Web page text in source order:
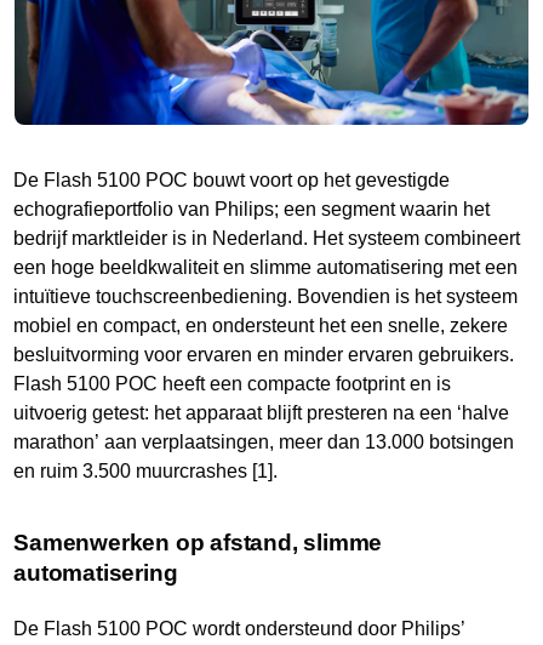
De Flash 5100 POC bouwt voort op het gevestigde
echografieportfolio van Philips; een segment waarin het
bedrijf marktleider is in Nederland. Het systeem combineert
een hoge beeldkwaliteit en slimme automatisering met een
intuïtieve touchscreenbediening. Bovendien is het systeem
mobiel en compact, en ondersteunt het een snelle, zekere
besluitvorming voor ervaren en minder ervaren gebruikers.
Flash 5100 POC heeft een compacte footprint en is
uitvoerig getest: het apparaat blijft presteren na een ‘halve
marathon’ aan verplaatsingen, meer dan 13.000 botsingen
en ruim 3.500 muurcrashes [1].
Samenwerken op afstand, slimme
automatisering
De Flash 5100 POC wordt ondersteund door Philips’